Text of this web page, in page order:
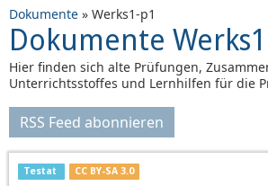
Dokumente » Werks1-p1
Dokumente
Hier finden sich alte Prüfungen,
Unterrichtsstoffes und Lernhilfen für die
RSS Feed abonnieren
Testat CC BY-SA 3.0